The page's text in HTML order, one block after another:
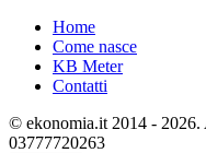
Home
Come nasce
KB Meter
Contatti
© ekonomia.it 2014 -
03777720263